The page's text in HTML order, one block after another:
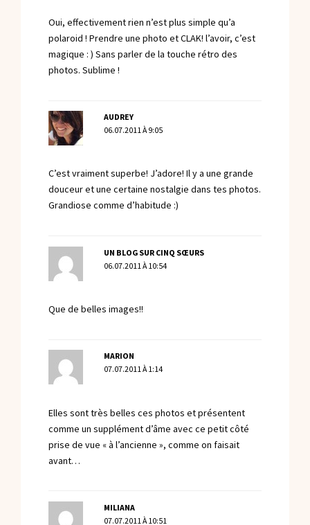
Oui, effectivement rien n’est plus simple qu’a
polaroid ! Prendre une photo et CLAK! l’avoir, c’est
magique : ) Sans parler de la touche rétro des
photos. Sublime !
AUDREY
06.07.2011 À 9:05
C’est vraiment superbe! J’adore! Il y a une grande
douceur et une certaine nostalgie dans tes photos.
Grandiose comme d’habitude :)
UN BLOG SUR CINQ SŒURS
06.07.2011 À 10:54
Que de belles images!!
MARION
07.07.2011 À 1:14
Elles sont très belles ces photos et présentent
comme un supplément d’âme avec ce petit côté
prise de vue « à l’ancienne », comme on faisait
avant…
MILIANA
07.07.2011 À 10:51